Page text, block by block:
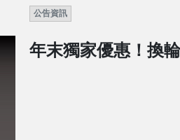
公告資訊
年末獨家優惠！換